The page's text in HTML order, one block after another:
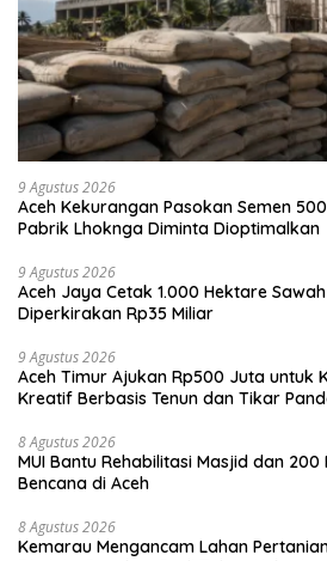
9 Agustus 2026
Aceh Kekurangan Pasokan Semen
Pabrik Lhoknga Diminta Dioptimalkan
9 Agustus 2026
Aceh Jaya Cetak 1.000 Hektare
Diperkirakan Rp35 Miliar
9 Agustus 2026
Aceh Timur Ajukan Rp500 Juta untuk
Kreatif Berbasis Tenun dan Tikar
8 Agustus 2026
MUI Bantu Rehabilitasi Masjid dan
Bencana di Aceh
8 Agustus 2026
Kemarau Mengancam Lahan